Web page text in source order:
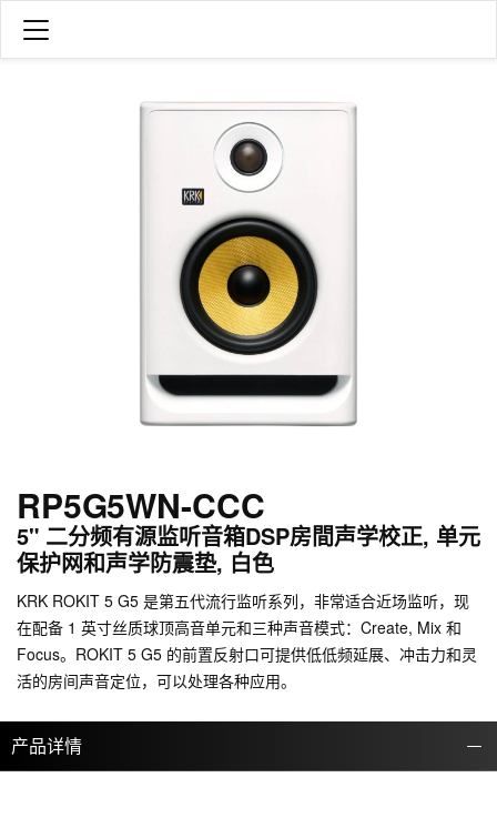
RP5G5WN-CCC
5" 二分频有源监听音箱DSP房間声学校正, 单元
保护网和声学防震垫, 白色
KRK ROKIT 5 G5 是第五代流行监听系列，非常适合近场监听，现
在配备 1 英寸丝质球顶高音单元和三种声音模式：Create, Mix 和
Focus。ROKIT 5 G5 的前置反射口可提供低低频延展、冲击力和灵
活的房间声音定位，可以处理各种应用。
产品详情